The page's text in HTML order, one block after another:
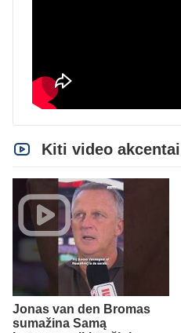
Kiti video akcentai
Jonas van den Bromas
sumažina Samą